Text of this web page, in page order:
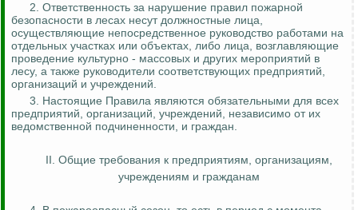
2. Ответственность за нарушение правил пожарной
безопасности в лесах несут должностные лица,
осуществляющие непосредственное руководство работами на
отдельных участках или объектах, либо лица, возглавляющие
проведение культурно - массовых и других мероприятий в
лесу, а также руководители соответствующих предприятий,
организаций и учреждений.
3. Настоящие Правила являются обязательными для всех
предприятий, организаций, учреждений, независимо от их
ведомственной подчиненности, и граждан.
II. Общие требования к предприятиям, организациям,
учреждениям и гражданам